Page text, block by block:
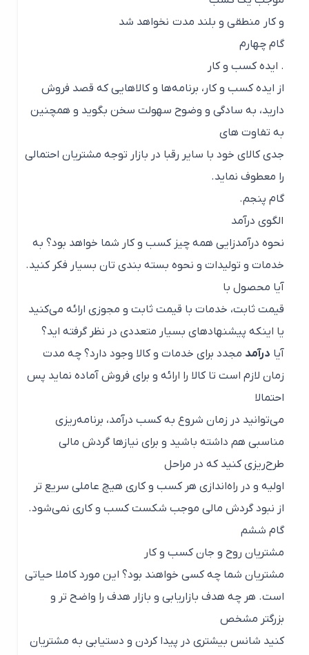
و کار منطقی و بلند مدت نخواهد شد
گام چهارم
. ایده کسب و کار
از ایده کسب و کار، برنامه‌ها و کالاهایی که قصد فروش
دارید، به سادگی و وضوح سهولت سخن بگوید و همچنین
به تفاوت های
جدی کالای خود با سایر رقبا در بازار توجه مشتریان احتمالی
را معطوف نماید.
گام پنجم.
الگوی درآمد
نحوه درآمدزایی همه چیز کسب و کار شما خواهد بود؟ به
خدمات و تولیدات و نحوه بسته بندی تان بسیار فکر کنید.
آیا محصول با
قیمت ثابت، خدمات با قیمت ثابت و مجوزی ارائه می‌کنید
یا اینکه پیشنهاد‌های بسیار متعددی در نظر گرفته اید؟
درآمدمجدد برای خدمات و کالا وجود دارد؟ چه مدت
زمان لازم است تا کالا را ارائه و برای فروش آماده نماید پس
احتمالا
می‌توانید در زمان شروع به کسب درآمد، برنامه‌ریزی
مناسبی هم داشته باشید و برای نیازها گردش مالی
طرح‌ریزی کنید که در مراحل
اولیه و در راه‌اندازی هر کسب و کاری هیچ عاملی سریع تر
از نبود گردش مالی موجب شکست کسب و کاری نمی‌شود.
گام ششم
مشتریان روح و جان کسب و کار
مشتریان شما چه کسی خواهند بود؟ این مورد کاملا حیاتی
است. هر چه هدف بازاریابی و بازار هدف را واضح تر و
بزرگتر مشخص
کنید شانس بیشتری در پیدا کردن و دستیابی به مشتریان